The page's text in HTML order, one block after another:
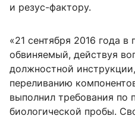
и резус-фактору.
«21 сентября 2016 года
обвиняемый, действуя
должностной
переливанию
выполнил требования по
биологической пробы.